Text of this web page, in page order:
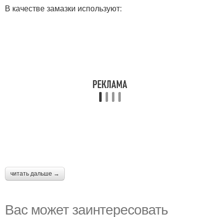
В качестве замазки используют:
читать дальше →
Вас может заинтересовать